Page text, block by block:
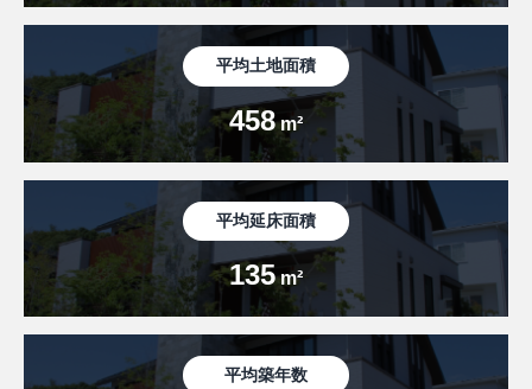
平均土地面積
458m²
平均延床面積
135m²
平均築年数